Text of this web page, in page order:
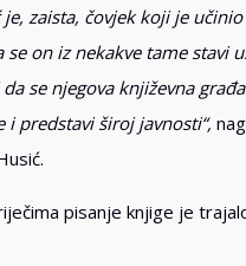
zaista, čovjek koji je
on iz nekakve tame stavi
se njegova književna
i predstavi široj javnosti“,
pisanje knjige je